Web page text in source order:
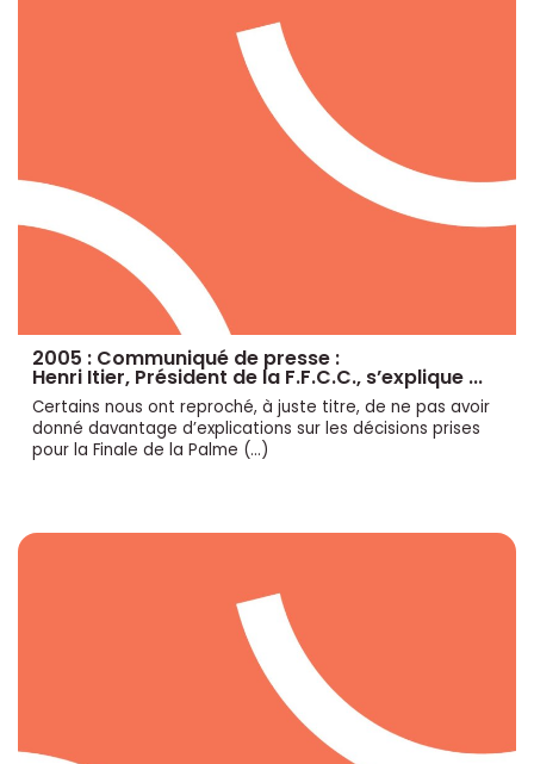
2005 : Communiqué de presse :
Henri Itier, Président de la F.F.C.C., s’explique ...
Certains nous ont reproché, à juste titre, de ne pas avoir
donné davantage d’explications sur les décisions prises
pour la Finale de la Palme (…)